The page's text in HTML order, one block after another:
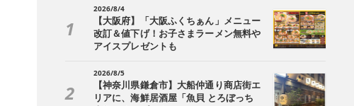
2026/8/4
【大阪府】「大阪ふくちぁん」メニュー
改訂＆値下げ！お子さまラーメン無料や
アイスプレゼントも
2026/8/5
【神奈川県鎌倉市】大船仲通り商店街エ
リアに、海鮮居酒屋「魚貝 とろぼっち